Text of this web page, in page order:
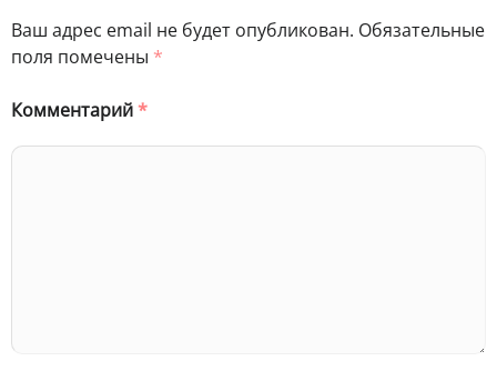
Ваш адрес email не будет опубликован. Обязательные
поля помечены *
Комментарий*